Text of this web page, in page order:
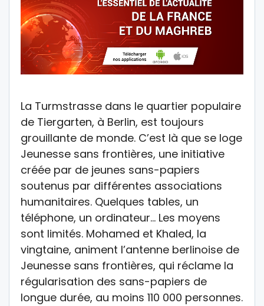
La Turmstrasse dans le quartier populaire
de Tiergarten, à Berlin, est toujours
grouillante de monde. C’est là que se loge
Jeunesse sans frontières, une initiative
créée par de jeunes sans-papiers
soutenus par différentes associations
humanitaires. Quelques tables, un
téléphone, un ordinateur… Les moyens
sont limités. Mohamed et Khaled, la
vingtaine, animent l’antenne berlinoise de
Jeunesse sans frontières, qui réclame la
régularisation des sans-papiers de
longue durée, au moins 110 000 personnes.